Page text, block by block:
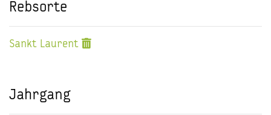
Rebsorte
Sankt Laurent
Jahrgang